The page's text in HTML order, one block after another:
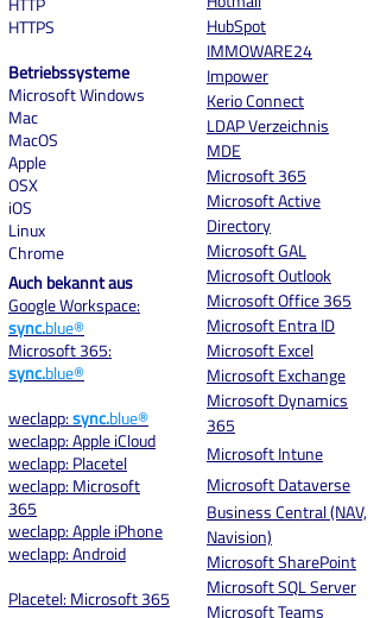
HTTPS
Betriebssysteme
Microsoft Windows
Mac
MacOS
Apple
OSX
iOS
Linux
Chrome
Auch bekannt aus
Google Workspace:
sync.blue®
Microsoft 365:
sync.blue®
weclapp:sync.blue®
weclapp: Apple iCloud
weclapp: Placetel
weclapp: Microsoft
365
weclapp: Apple iPhone
weclapp: Android
Placetel: Microsoft 365
HubSpot
IMMOWARE24
Impower
Kerio Connect
LDAP Verzeichnis
MDE
Microsoft 365
Microsoft Active
Directory
Microsoft GAL
Microsoft Outlook
Microsoft Office 365
Microsoft Entra ID
Microsoft Excel
Microsoft Exchange
Microsoft Dynamics
365
Microsoft Intune
Microsoft Dataverse
Business Central (NAV,
Navision)
Microsoft SharePoint
Microsoft SQL Server
Microsoft Teams